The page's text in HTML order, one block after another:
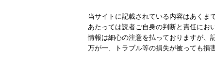
当サイトに記載されている内容はあくま
あたっては読者ご自身の判断と責任にお
情報は細心の注意を払っておりますが、
万が一、トラブル等の損失が被っても損